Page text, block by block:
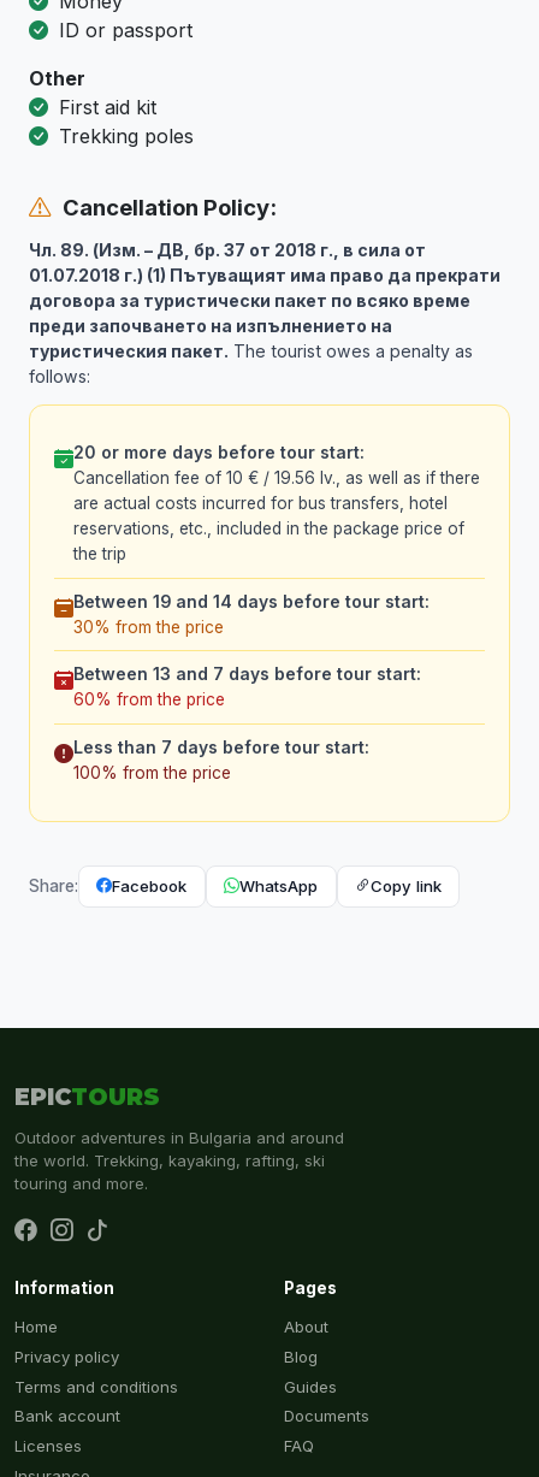
ID or passport
Other
First aid kit
Trekking poles
Cancellation Policy:
Чл. 89. (Изм. – ДВ, бр. 37 от 2018 г., в сила от
01.07.2018 г.) (1) Пътуващият има право да прекрати
договора за туристически пакет по всяко време
преди започването на изпълнението на
туристическия пакет. The tourist owes a penalty as
follows:
20 or more days before tour start:
Cancellation fee of 10 € / 19.56 lv., as well as if there
are actual costs incurred for bus transfers, hotel
reservations, etc., included in the package price of
the trip
Between 19 and 14 days before tour start:
30% from the price
Between 13 and 7 days before tour start:
60% from the price
Less than 7 days before tour start:
100% from the price
Share: Facebook WhatsApp Copy link
EPICTOURS
Outdoor adventures in Bulgaria and around
the world. Trekking, kayaking, rafting, ski
touring and more.
Information
Home
Privacy policy
Terms and conditions
Bank account
Licenses
Pages
About
Blog
Guides
Documents
FAQ